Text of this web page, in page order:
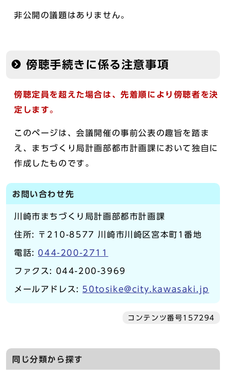
非公開の議題はありません。
傍聴手続きに係る注意事項
傍聴定員を超えた場合は、先着順により傍聴者を決
定します。
このページは、会議開催の事前公表の趣旨を踏ま
え、まちづくり局計画部都市計画課において独自に
作成したものです。
お問い合わせ先
川崎市まちづくり局計画部都市計画課
住所: 〒210-8577 川崎市川崎区宮本町1番地
電話: 044-200-2711
ファクス: 044-200-3969
メールアドレス: 50tosike@city.kawasaki.jp
コンテンツ番号157294
同じ分類から探す